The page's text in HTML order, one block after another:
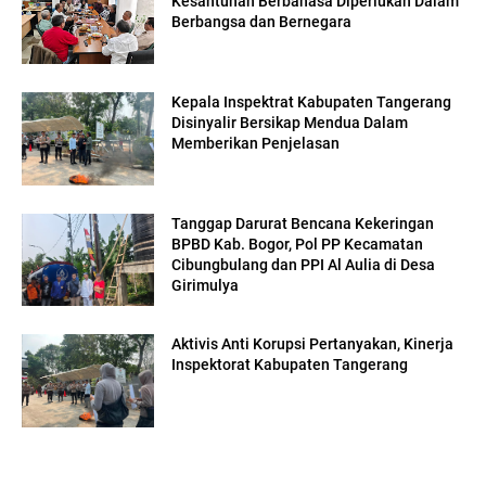
Berbangsa dan Bernegara
Kepala Inspektrat Kabupaten Tangerang
Disinyalir Bersikap Mendua Dalam
Memberikan Penjelasan
Tanggap Darurat Bencana Kekeringan
BPBD Kab. Bogor, Pol PP Kecamatan
Cibungbulang dan PPI Al Aulia di Desa
Girimulya
Aktivis Anti Korupsi Pertanyakan, Kinerja
Inspektorat Kabupaten Tangerang